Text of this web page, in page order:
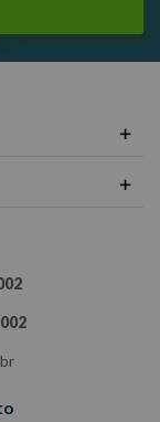
do